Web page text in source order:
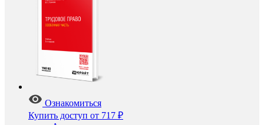
Ознакомиться
Купить доступ от 717 ₽